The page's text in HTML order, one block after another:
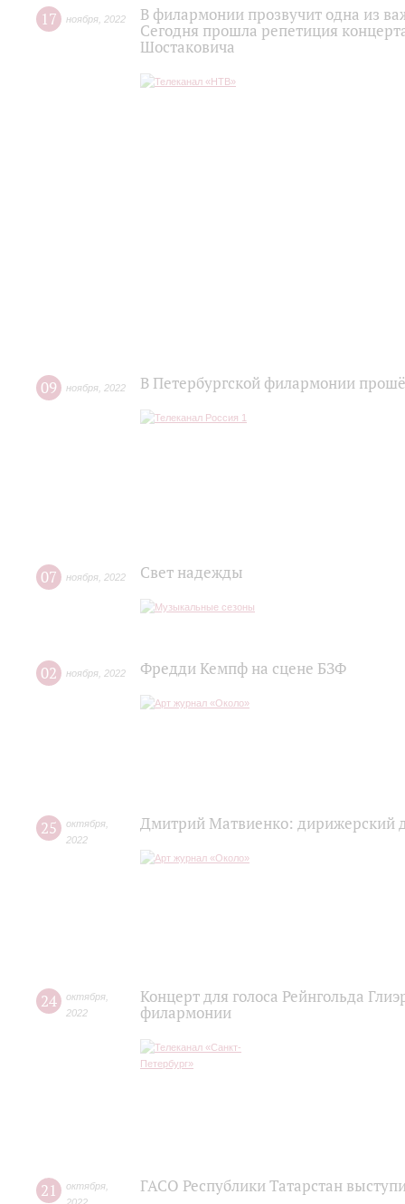
17 ноября 2022
В филармонии прозвучит одна из
Сегодня прошла репетиция
Шостаковича
09 ноября 2022 В Петербургской филармонии
07 ноября 2022 Свет надежды
02 ноября 2022 Фредди Кемпф на сцене БЗФ
25 октября
2022
Дмитрий Матвиенко: дирижерский
24 октября
2022
Концерт для голоса Рейнгольда
филармонии
21 октября ГАСО Республики Татарстан